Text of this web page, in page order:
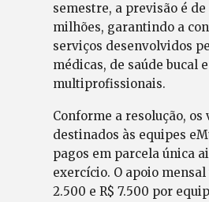
semestre, a previsão é de
milhões, garantindo a
serviços desenvolvidos
médicas, de saúde bucal e
multiprofissionais.
Conforme a resolução, os
destinados às equipes
pagos em parcela única
exercício. O apoio
2.500 e R$ 7.500 por